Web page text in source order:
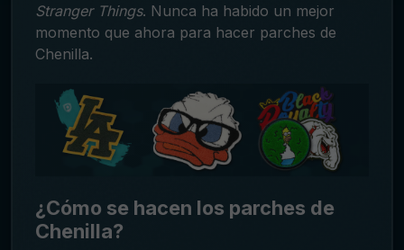
Stranger Things. Nunca ha habido un mejor
momento que ahora para hacer parches de
Chenilla.
¿Cómo se hacen los parches de
Chenilla?